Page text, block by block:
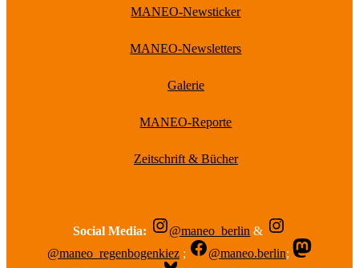
MANEO-Newsticker
MANEO-Newsletters
Galerie
MANEO-Reporte
Zeitschrift & Bücher
Social Media: @maneo_berlin &
@maneo_regenbogenkiez ; @maneo.berlin;